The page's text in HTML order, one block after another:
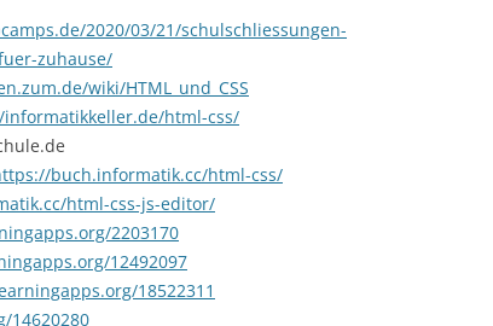
2020/03/21/schulschliessungen-
zuhause/
wiki/HTML_und_CSS
html-css/
buch.informatik.cc/html-css/
html-css-js-editor/
2203170
12492097
18522311
14620280